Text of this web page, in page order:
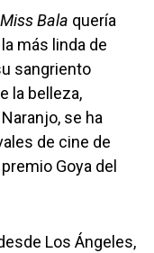
Miss Bala quería
más linda de
sangriento
la belleza,
se ha
de cine de
Goya del
Los Ángeles,